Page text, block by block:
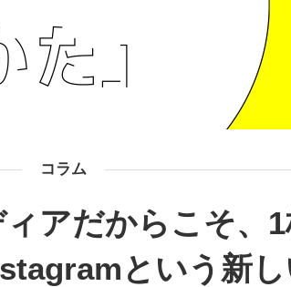
コラム
アだからこそ、
という新